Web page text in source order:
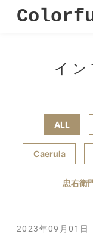
イ
ALL
Caerula
忠右衛
2023年09月01日